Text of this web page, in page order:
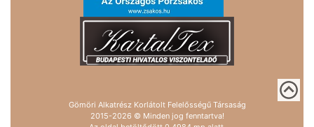
Gömöri Alkatrész Korlátolt Felelősségű Társaság
2015-2026 © Minden jog fenntartva!